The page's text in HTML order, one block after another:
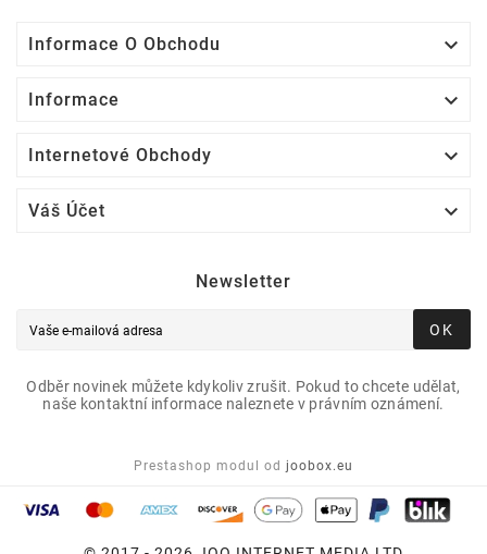
Informace O Obchodu 
Informace 
Internetové Obchody 
Váš Účet 
Newsletter
OK
Odběr novinek můžete kdykoliv zrušit. Pokud to chcete udělat,
naše kontaktní informace naleznete v právním oznámení.
Prestashop modul od joobox.eu